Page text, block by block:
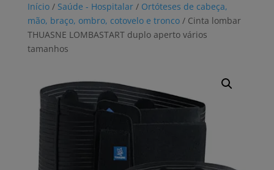
Início/ Saúde - Hospitalar/ Ortóteses de cabeça,
mão, braço, ombro, cotovelo e tronco/ Cinta lombar
THUASNE LOMBASTART duplo aperto vários
tamanhos